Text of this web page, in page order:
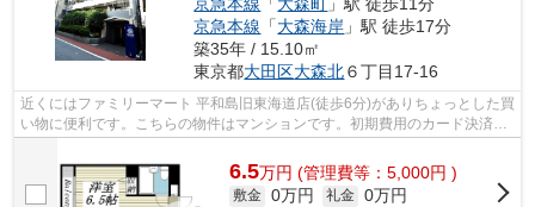
京急本線 「大森海岸 」駅 徒歩17分
築35年 / 15.10㎡
東京都大田区大森北６丁目17-16
近くにはファミリーマート 平和島旧東海道店(徒歩6分)がありちょっとした買
い物に便利です。こちらの物件はマンションです。初期費用のカード決済が
できます。平坦な場所にあるマンシ...
6.5万円 (管理費等：5,000円 )
敷金 0万円 礼金 0万円